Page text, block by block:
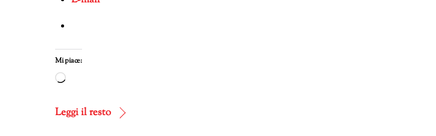
Mi piace:
Caricamento
corso…
Leggi il resto